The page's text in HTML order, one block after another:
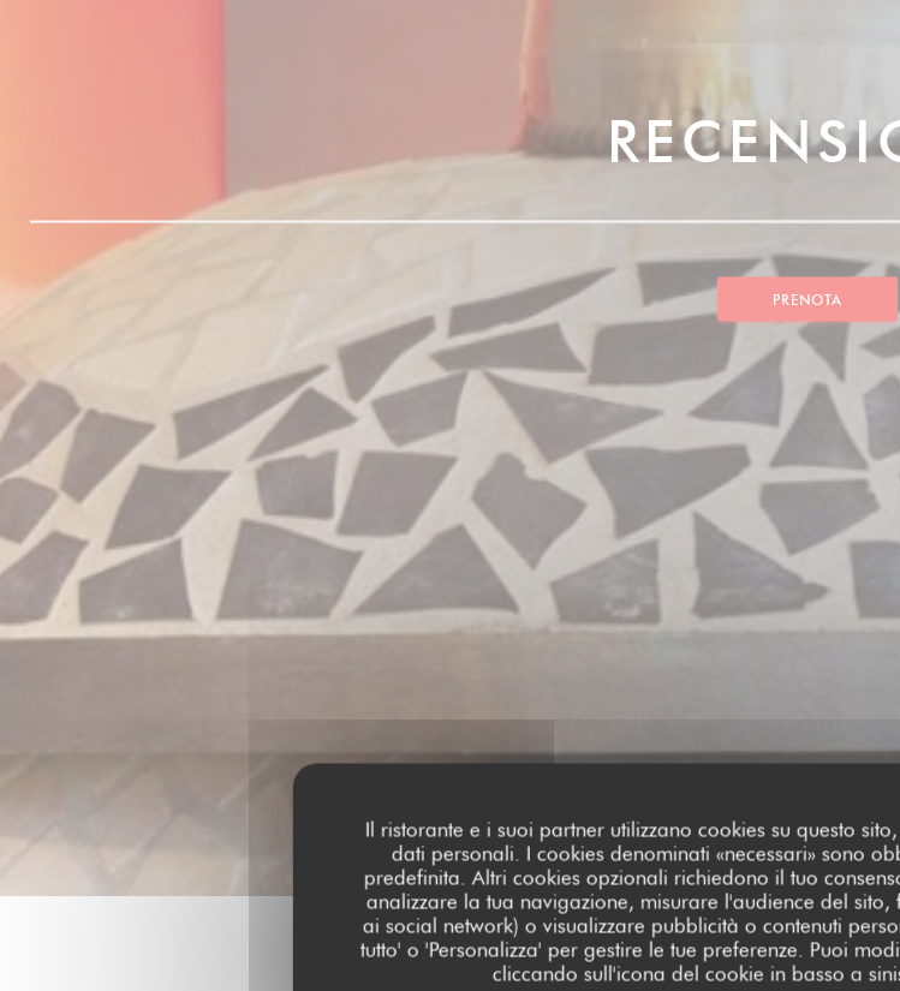
Il ristorante e i suoi partner utilizzano cookies su questo
dati personali. I cookies denominati «necessari» sono
predefinita. Altri cookies opzionali richiedono il tuo
analizzare la tua navigazione, misurare l'audience del
ai social network) o visualizzare pubblicità o contenuti
tutto' o 'Personalizza' per gestire le tue preferenze. Puoi
cliccando sull'icona del cookie in basso a
PRENOTA